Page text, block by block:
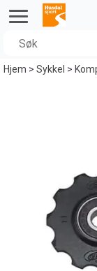
Hjem>Sykkel >